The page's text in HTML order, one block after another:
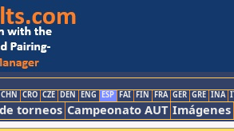
CHN CRO CZE DEN ENG ESP FAI FIN FRA GER GRE INA
torneos Campeonato AUT Imágenes